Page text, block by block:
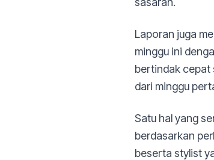
Laporan juga
minggu ini
bertindak cepat
dari minggu
Satu hal yang
berdasarkan
beserta stylist